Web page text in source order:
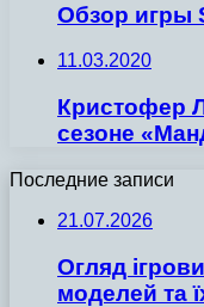
Обзор игры
11.03.2020
Кристофер
сезоне
Последние записи
21.07.2026
Огляд
моделей та